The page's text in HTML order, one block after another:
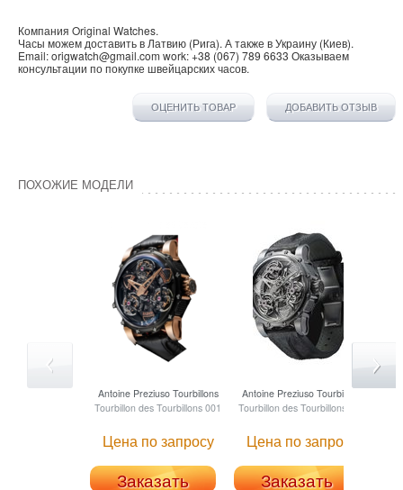
Компания Original Watches.
Часы можем доставить в Латвию (Рига). А также вУкраину (Киев).
Email:origwatch@gmail.com work:+38 (067) 789 6633 Оказываем
консультации по покупке швейцарских часов.
ОЦЕНИТЬ ТОВАР ДОБАВИТЬ ОТЗЫВ
ПОХОЖИЕ МОДЕЛИ
Antoine PreziusoTourbillons
Tourbillon des Tourbillons 001
Цена по запросу
Заказать
Antoine PreziusoTourbillons
Tourbillon des Tourbillons 003
Цена по запросу
Заказать